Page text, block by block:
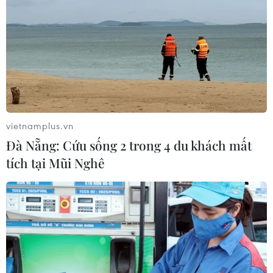
Hơn 72.000 lao động đi làm việc ở nước
ngoài trong 6 tháng đầu năm
05/07/2023 03:44
Chỉ trong 6 tháng, số lao động đi làm việc ở nước ngoài
đã đạt 65,72% kế hoạch năm 2023 là xuất khẩu lao
động đạt 110.000 lao động. Nhật Bản tiếp tục là thị
trường tiếp nhận nhiều lao động nhất.
vietnamplus.vn
Đà Nẵng: Cứu sống 2 trong 4 du khách mất
tích tại Mũi Nghê